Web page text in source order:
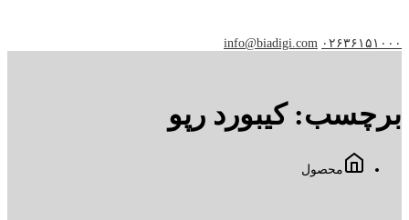
۰۲۶۳۶۱۵۱۰۰۰ info@biadigi.com
برچسب:کیبورد رپو
محصول